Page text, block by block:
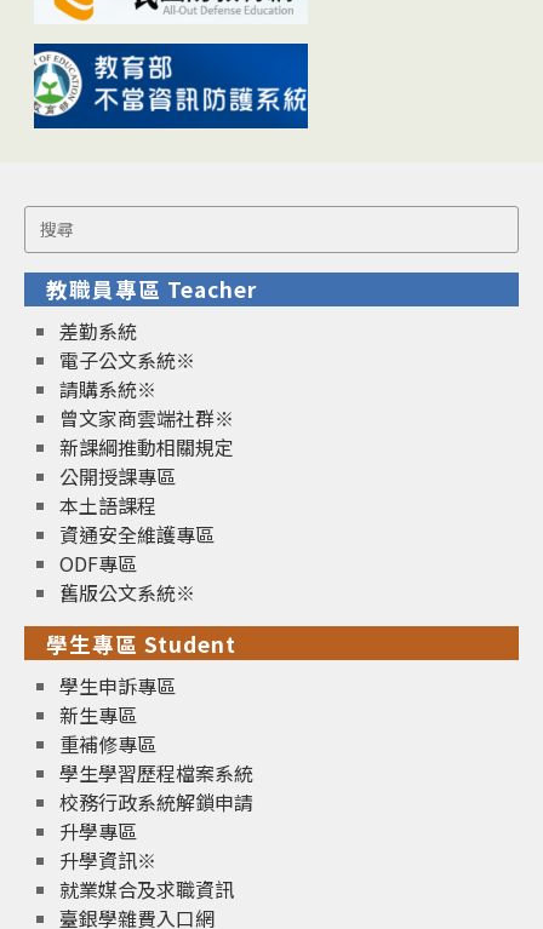
Search
for:
教職員專區 Teacher
差勤系統
電子公文系統※
請購系統※
曾文家商雲端社群※
新課綱推動相關規定
公開授課專區
本土語課程
資通安全維護專區
ODF專區
舊版公文系統※
學生專區 Student
學生申訴專區
新生專區
重補修專區
學生學習歷程檔案系統
校務行政系統解鎖申請
升學專區
升學資訊※
就業媒合及求職資訊
臺銀學雜費入口網